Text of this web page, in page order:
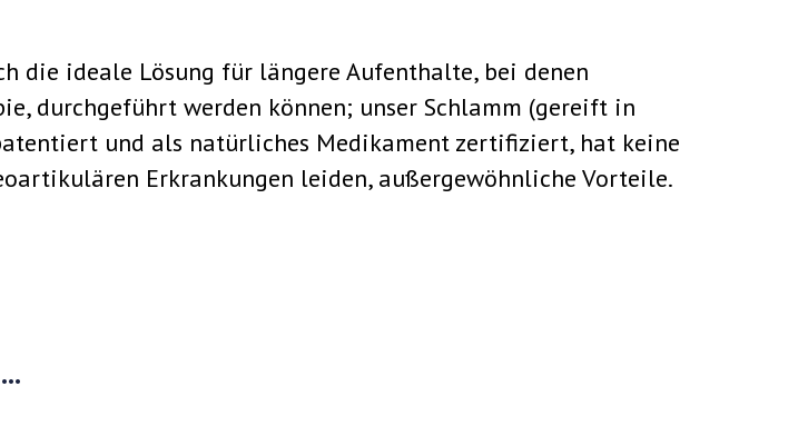
die ideale Lösung für längere Aufenthalte, bei denen
durchgeführt werden können; unser Schlamm (gereift in
und als natürliches Medikament zertifiziert, hat keine
Erkrankungen leiden, außergewöhnliche Vorteile.